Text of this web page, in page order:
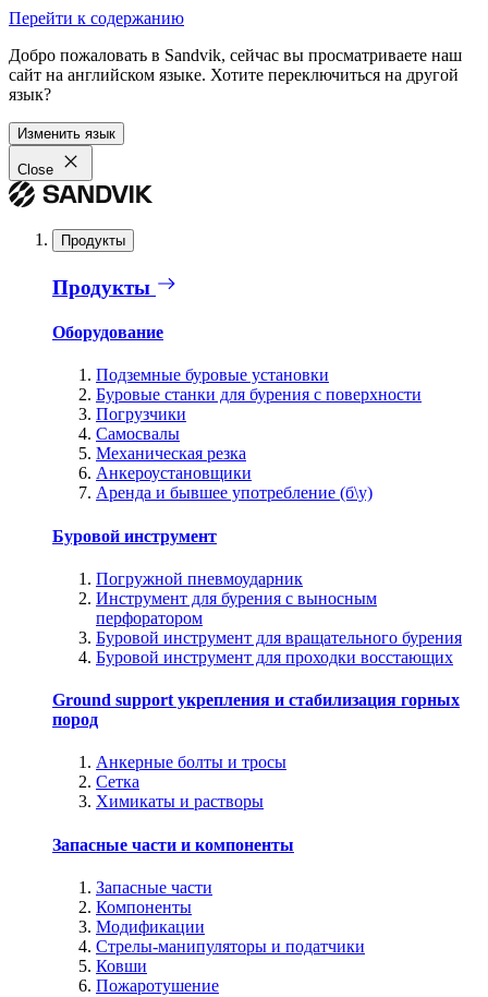
Перейти к содержанию
Добро пожаловать в Sandvik, сейчас вы просматриваете наш
сайт на английском языке. Хотите переключиться на другой
язык?
Изменить язык
Close
Продукты
Продукты
Оборудование
Подземные буровые установки
Буровые станки для бурения с поверхности
Погрузчики
Самосвалы
Механическая резка
Анкероустановщики
Аренда и бывшее употребление (б\у)
Буровой инструмент
Погружной пневмоударник
Инструмент для бурения с выносным
перфоратором
Буровой инструмент для вращательного бурения
Буровой инструмент для проходки восстающих
Ground support укрепления и стабилизация горных
пород
Анкерные болты и тросы
Сетка
Химикаты и растворы
Запасные части и компоненты
Запасные части
Компоненты
Модификации
Стрелы-манипуляторы и податчики
Ковши
Пожаротушение